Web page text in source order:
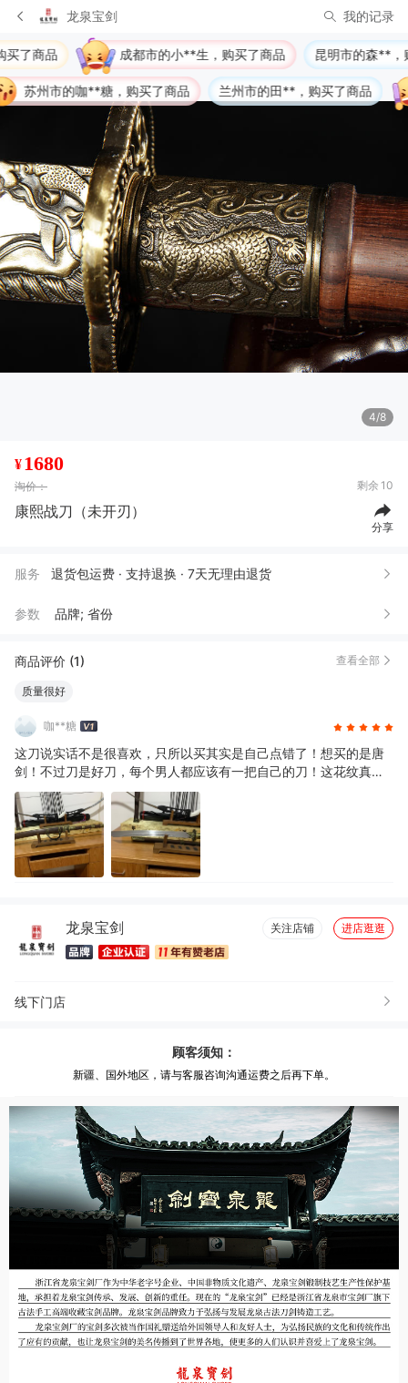
龙泉宝剑 我的记录
生，购买了商品
兰州市的田**，购买了商品
昆明市的森**，购买了商品
榆林市的把**)，购买了商品
上海市的
5/8
¥1680
淘价： 剩余 10
康熙战刀（未开刃）
分享
服务 退货包运费 · 支持退换 · 7天无理由退货
参数 品牌; 省份
商品评价 (1) 查看全部
质量很好
咖**糖
这刀说实话不是很喜欢，只所以买其实是自己点错了！想买的是唐
剑！不过刀是好刀，每个男人都应该有一把自己的刀！这花纹真心
不错！
龙泉宝剑 关注店铺 进店逛逛
线下门店
顾客须知：
新疆、国外地区，请与客服咨询沟通运费之后再下单。